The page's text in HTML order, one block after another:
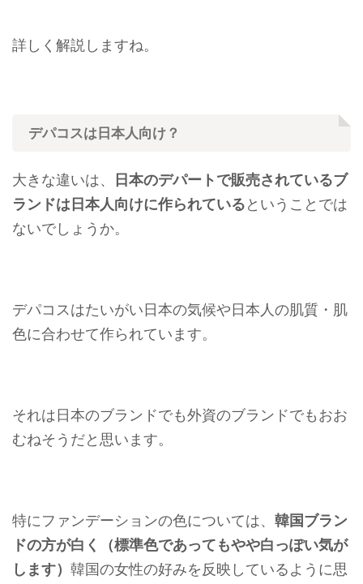
詳しく解説しますね。
デパコスは日本人向け？
大きな違いは、
日本のデパートで販売されているブ
ランドは 日本人向けに作られているということでは
ないでしょうか。
デパコスはたいがい日本の気候や日本人の肌質・肌
色に合わせて作られています。
それは日本のブランドでも外資のブランドでもおお
むねそうだと思います。
特にファンデーションの色については、 韓国ブラン
ドの方が白く（標準色であってもやや白っぽい気が
します） 韓国の女性の好みを反映しているように思